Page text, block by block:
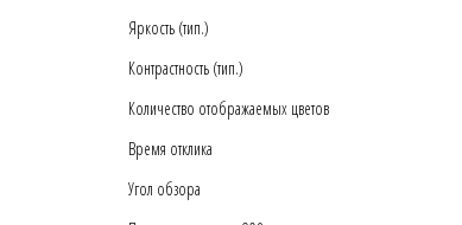
Яркость (тип.)
Контрастность (тип.)
Количество отображаемых цветов
Время отклика
Угол обзора